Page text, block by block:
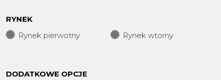
RYNEK
Rynek pierwotny
Rynek wtorny
DODATKOWE OPCJE